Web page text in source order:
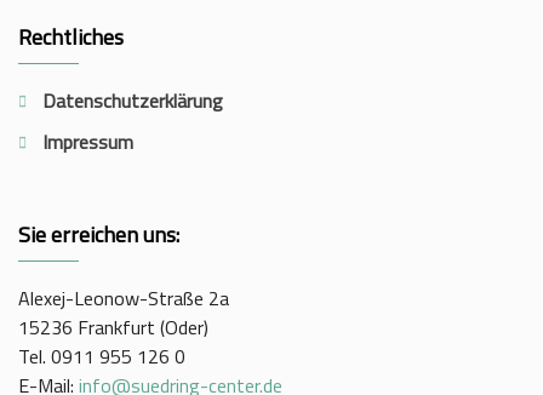
Rechtliches
Datenschutzerklärung
Impressum
Sie erreichen uns:
Alexej-Leonow-Straße 2a
15236 Frankfurt (Oder)
Tel. 0911 955 126 0
E-Mail: info@suedring-center.de